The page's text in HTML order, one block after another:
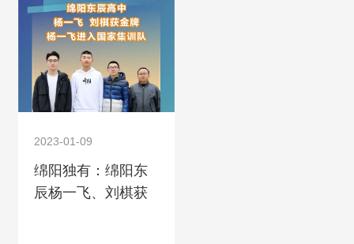
2023-01-09
绵阳独有：绵阳东
辰杨一飞、刘棋获